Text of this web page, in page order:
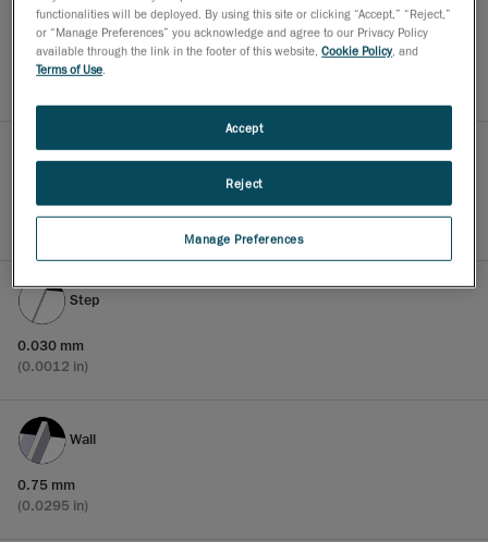
Pin
1.00 mm
Hole
1.50 mm
Step
0.030 mm
(0.0012 in)
Wall
0.75 mm
(0.0295 in)
functionalities will be deployed. By using this site or clicking “Accept,” “Reject,”
or “Manage Preferences” you acknowledge and agree to our Privacy Policy
available through the link in the footer of this website,Cookie Policy, and
Terms of Use.
Manage Preferences
Reject
Accept